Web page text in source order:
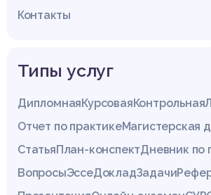
Контакты
Типы услуг
ДипломнаяКурсоваяКонтрольная
Отчет по практикеМагистерская
СтатьяПлан-конспектДневник по
ВопросыЭссеДокладЗадачи